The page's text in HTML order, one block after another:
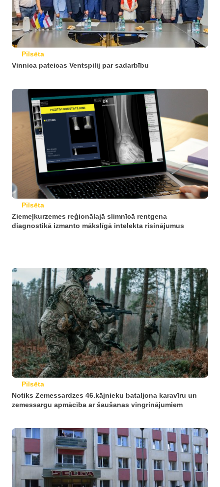
Pilsēta
Vinnica pateicas Ventspilij par sadarbību
Pilsēta
Ziemeļkurzemes reģionālajā slimnīcā rentgena
diagnostikā izmanto mākslīgā intelekta risinājumus
Pilsēta
Notiks Zemessardzes 46.kājnieku bataljona karavīru un
zemessargu apmācība ar šaušanas vingrinājumiem